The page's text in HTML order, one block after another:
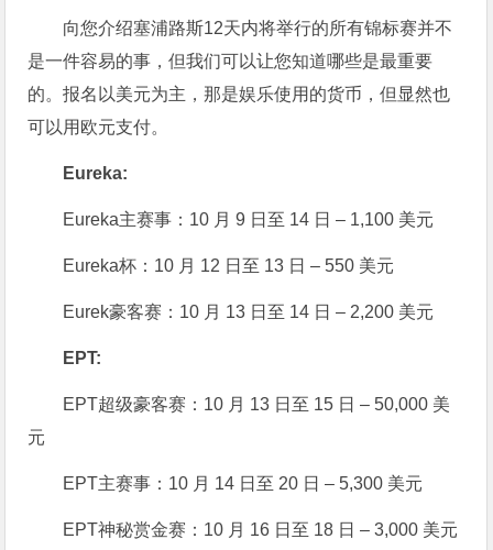
向您介绍塞浦路斯12天内将举行的所有锦标赛并不
是一件容易的事，但我们可以让您知道哪些是最重要
的。报名以美元为主，那是娱乐使用的货币，但显然也
可以用欧元支付。
Eureka:
Eureka主赛事：10 月 9 日至 14 日 – 1,100 美元
Eureka杯：10 月 12 日至 13 日 – 550 美元
Eurek豪客赛：10 月 13 日至 14 日 – 2,200 美元
EPT:
EPT超级豪客赛：10 月 13 日至 15 日 – 50,000 美
元
EPT主赛事：10 月 14 日至 20 日 – 5,300 美元
EPT神秘赏金赛：10 月 16 日至 18 日 – 3,000 美元